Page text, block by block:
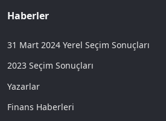
Haberler
31 Mart 2024 Yerel Seçim Sonuçları
2023 Seçim Sonuçları
Yazarlar
Finans Haberleri